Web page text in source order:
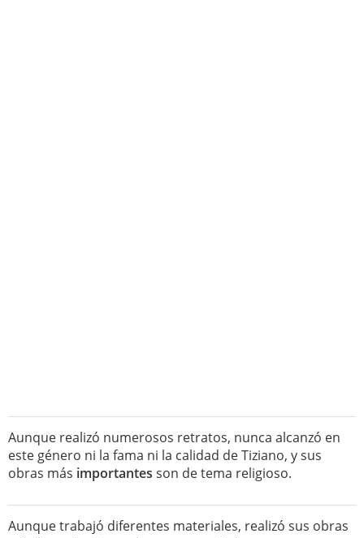
Aunque realizó numerosos retratos, nunca alcanzó en
este género ni la fama ni la calidad de Tiziano, y sus
obras más importantes son de tema religioso.
Aunque trabajó diferentes materiales, realizó sus obras